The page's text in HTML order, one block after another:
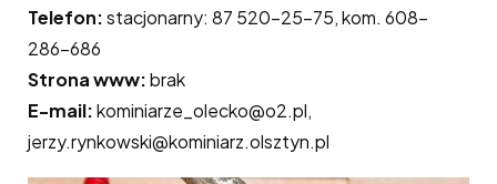
Telefon:stacjonarny: 87 520-25-75, kom. 608-
286-686
Strona www:brak
E-mail:kominiarze_olecko@o2.pl,
jerzy.rynkowski@kominiarz.olsztyn.pl